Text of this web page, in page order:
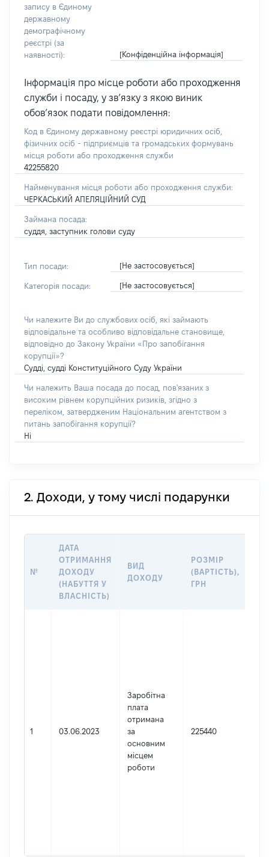
запису в Єдиному
державному
демографічному
реєстрі (за
наявності):
[Конфіденційна інформація]
Інформація про місце роботи або проходження
служби і посаду, у зв’язку з якою виник
обов’язок подати повідомлення:
Код в Єдиному державному реєстрі юридичних осіб,
фізичних осіб - підприємців та громадських формувань
місця роботи або проходження служби
42255820
Найменування місця роботи або проходження служби:
ЧЕРКАСЬКИЙ АПЕЛЯЦІЙНИЙ СУД
Займана посада:
суддя, заступник голови суду
Тип посади: [Не застосовується]
Категорія посади: [Не застосовується]
Чи належите Ви до службових осіб, які займають
відповідальне та особливо відповідальне становище,
відповідно до Закону України «Про запобігання
корупції»?
Судді, судді Конституційного Суду України
Чи належить Ваша посада до посад, пов'язаних з
високим рівнем корупційних ризиків, згідно з
переліком, затвердженим Національним агентством з
питань запобігання корупції?
Ні
2. Доходи, у тому числі подарунки
№
ДАТА
ОТРИМАННЯ
ДОХОДУ
(НАБУТТЯ У
ВЛАСНІСТЬ)
ВИД
ДОХОДУ
РОЗМІР
(ВАРТІСТЬ),
ГРН
1 03.06.2023
Заробітна
плата
отримана
за
основним
місцем
роботи
225440